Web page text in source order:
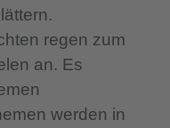
regen zum
an. Es
werden in